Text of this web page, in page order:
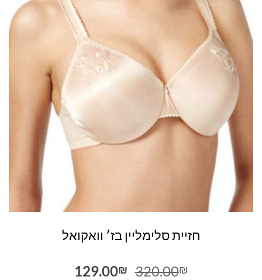
חזיית סלימליין בז׳ וואקואל
320.00₪
המחיר
129.00₪